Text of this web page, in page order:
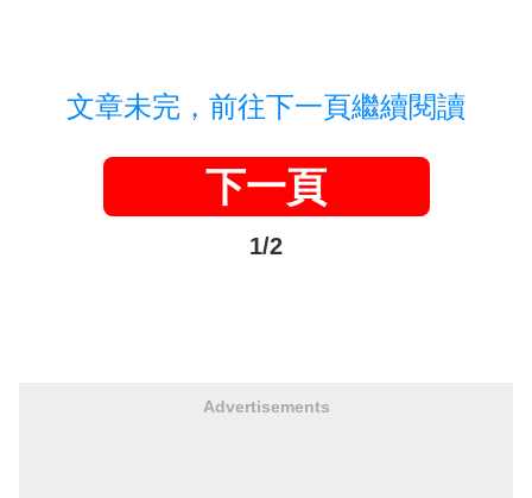
文章未完，前往下一頁繼續閱讀
下一頁
1/2
Advertisements